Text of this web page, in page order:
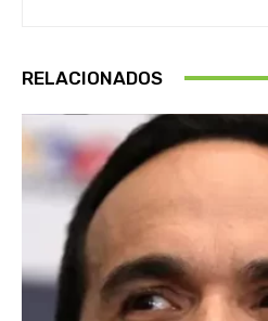
RELACIONADOS